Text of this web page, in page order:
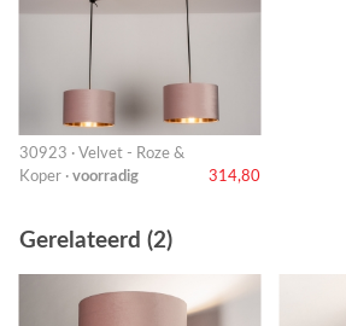
30923 · Velvet - Roze &
Koper · voorradig 314,80
Gerelateerd (2)